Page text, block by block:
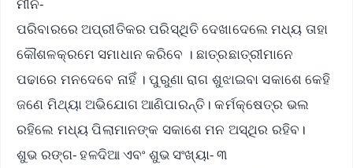
ପରିବାରରେ ଅପ୍ରୀତିକର ପରିସ୍ଥିତି ଦେଖାଦେଲେ ମଧ୍ୟ ତାହା
କୌଶଳକ୍ରମେ ସମାଧାନ କରିବେ । ଛାତ୍ରଛାତ୍ରୀମାନେ
ପଢାରେ ମନଦେବେ ନାହିଁ । ପୁରୁଣା ରାଗ ଶୁଝାଇବା ସକାଶେ କେହି
ଜଣେ ମିଥ୍ୟା ଅଭିଯୋଗ ଆଣିପାରନ୍ତି। କର୍ମକ୍ଷେତ୍ର ଭଲ
ରହିଲେ ମଧ୍ୟ ପିଲାମାନଙ୍କ ସକାଶେ ମନ ଅସ୍ଥିର ରହିବ।
ଶୁଭ ରଙ୍ଗ- ହଳଦିଆ ଏବଂ ଶୁଭ ସଂଖ୍ୟା- ୩